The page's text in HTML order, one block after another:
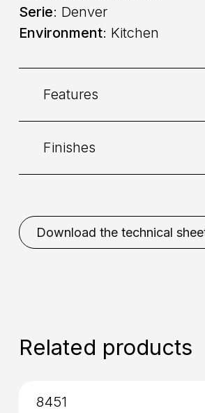
Serie: Denver
Environment: Kitchen
Features
Placement: Deck
Finishes
Bronze Chrome
Bronze
Natural Brass
Brushed
Download the technical
Related products
8451